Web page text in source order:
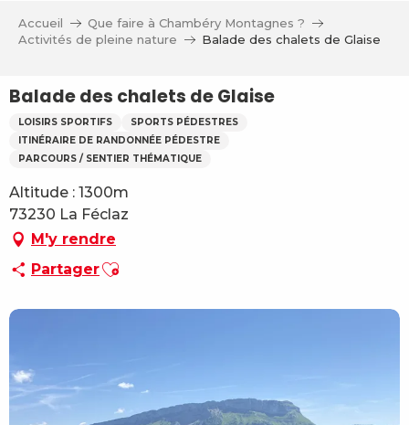
Accueil
Que faire à Chambéry Montagnes ?
Activités de pleine nature
Balade des chalets de Glaise
Balade des chalets de Glaise
LOISIRS SPORTIFS
SPORTS PÉDESTRES
ITINÉRAIRE DE RANDONNÉE PÉDESTRE
PARCOURS / SENTIER THÉMATIQUE
Altitude : 1300m
73230 La Féclaz
M'y rendre
PartagerAjouter aux favoris